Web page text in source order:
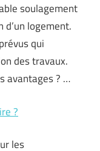
soulagement
d’un logement.
qui
des travaux.
avantages ? …
?
les